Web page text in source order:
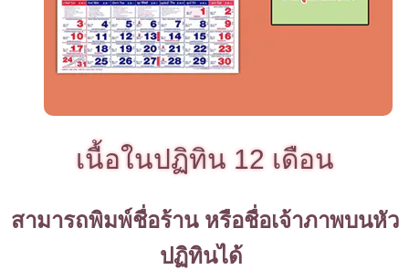
เนื้อในปฏิทิน 12 เดือน
สามารถพิมพ์ชื่อร้าน หรือชื่อเจ้าภาพบนหัว
ปฏิทินได้